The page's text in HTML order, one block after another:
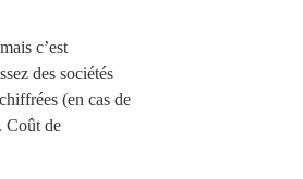
c’est
des sociétés
(en cas de
Coût de